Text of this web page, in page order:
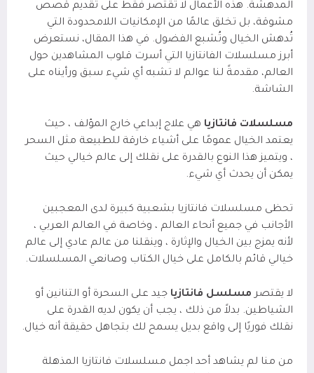
المدهشة. هذه الأعمال لا تقتصر فقط على تقديم قصص
مشوقة، بل تخلق عالمًا من الإمكانيات اللامحدودة التي
تُدهش الخيال وتُشبع الفضول. في هذا المقال، نستعرض
أبرز مسلسلات الفانتازيا التي أسرت قلوب المشاهدين حول
العالم، مقدمةً لنا عوالم لا تشبه أي شيء سبق ورأيناه على
الشاشة.
مسلسلات فانتازيا هي علاج إبداعي خارج المؤلف ، حيث
يعتمد الخيال عمومًا على أشياء خارقة للطبيعة مثل السحر
، ويتميز هذا النوع بالقدرة على نقلك إلى عالم خيالي حيث
يمكن أن يحدث أي شيء.
تحظى مسلسلات فانتازيا بشعبية كبيرة لدى المعجبين
الأجانب في جميع أنحاء العالم ، وخاصة في العالم العربي ،
لأنه يمزج بين الخيال والإثارة ، وينقلنا من عالم عادي إلى عالم
خيالي قائم بالكامل على خيال الكتاب وصانعي المسلسلات.
لا يقتصر مسلسل فانتازيا جيد على السحرة أو التنانين أو
الشياطين. بدلاً من ذلك ، يجب أن يكون لديه القدرة على
نقلك فوريًا إلى واقع بديل يسمح لك بتجاهل حقيقة أنه خيال.
من منا لم يشاهد أحد اجمل مسلسلات فانتازيا المذهلة